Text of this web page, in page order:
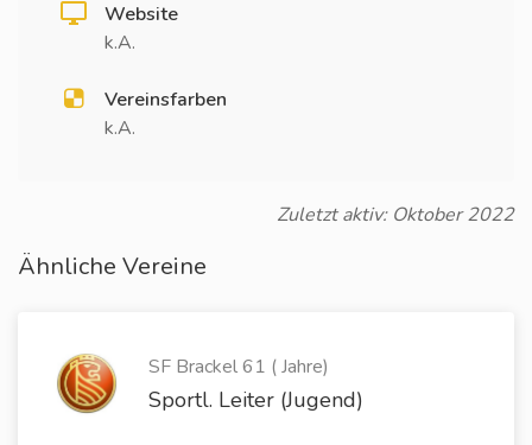
Website
k.A.
Vereinsfarben
k.A.
Zuletzt aktiv: Oktober 2022
Ähnliche Vereine
SF Brackel 61 ( Jahre)
Sportl. Leiter (Jugend)